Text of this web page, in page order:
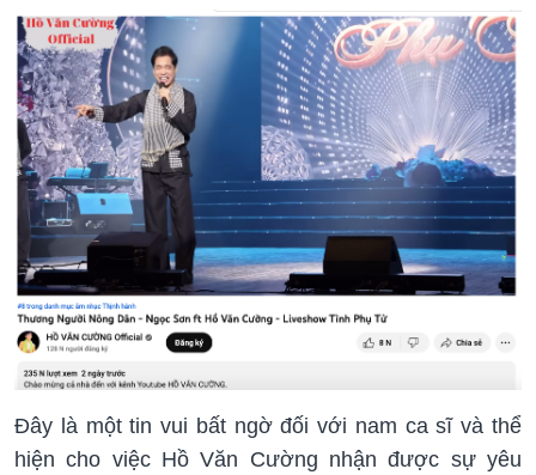
Đây là một tin vui bất ngờ đối với nam ca sĩ và thể
hiện cho việc Hồ Văn Cường nhận được sự yêu